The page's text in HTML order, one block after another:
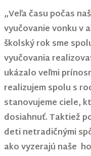
„Veľa času počas
vyučovanie vonku v
školský rok sme
vyučovania
ukázalo veľmi
realizujem spolu s
stanovujeme ciele,
dosiahnuť. Taktiež
deti netradičnými
ako vyzerajú naše